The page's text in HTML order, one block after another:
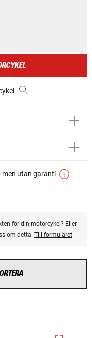
men utan garanti
för din motorcykel? Eller
om detta. Till formuläret